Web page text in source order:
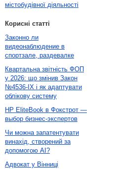
містобудівної діяльності
Корисні статті
Законно ли
видеонаблюдение в
спортзале, раздевалке
Квартальна звітність ФОП
у 2026: що змінив Закон
№4536-IX і як адаптувати
облікову систему
HP EliteBook в Фокстрот —
выбор бизнес-экспертов
Чи можна запатентувати
винахід, створений за
допомогою AI?
Адвокат у Вінниці